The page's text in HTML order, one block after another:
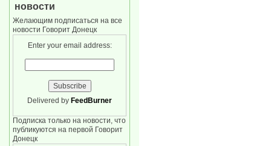
новости
Желающим подписаться на все
новости Говорит Донецк
Enter your email address:
Delivered by FeedBurner
Подписка только на новости, что
публикуются на первой Говорит
Донецк